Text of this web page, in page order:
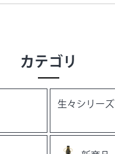
カテゴリ
生々シリーズ